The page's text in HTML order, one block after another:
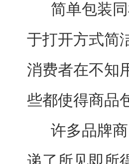
简单包装同
于打开方式简
消费者在不知
些都使得商品
许多品牌商